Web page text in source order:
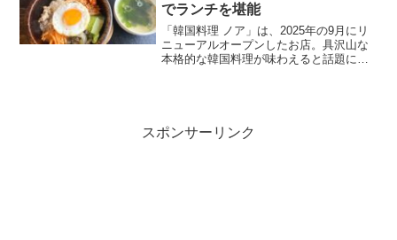
でランチを堪能
「韓国料理 ノア」は、2025年の9月にリ
ニューアルオープンしたお店。具沢山な
本格的な韓国料理が味わえると話題にな
スポンサーリンク